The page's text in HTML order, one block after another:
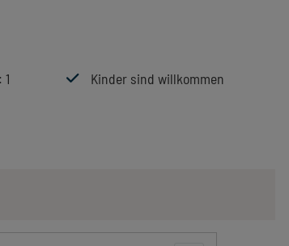
: 1 Kinder sind willkommen